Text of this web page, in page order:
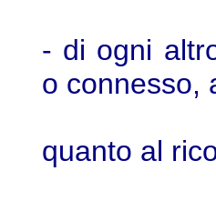
- di ogni
o connesso,
quanto al